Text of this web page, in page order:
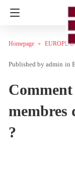
Homepage EUROPE
admin in
membres
?